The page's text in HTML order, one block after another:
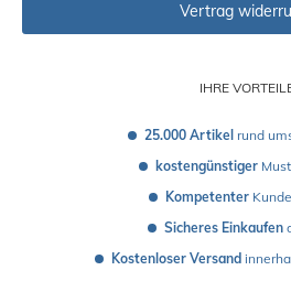
IHRE
25.000 Artikel rund
kostengünstiger
Kompetenter
Sicheres Einkaufen
Kostenloser Versand
Vertrag